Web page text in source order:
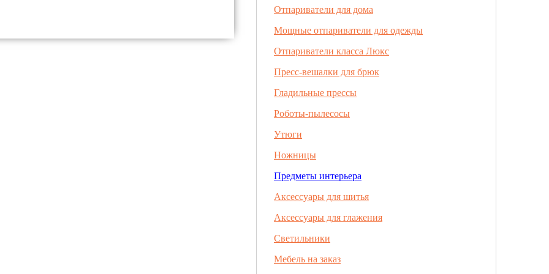
Отпариватели для дома
Мощные отпариватели для одежды
Отпариватели класса Люкс
Пресс-вешалки для брюк
Гладильные прессы
Роботы-пылесосы
Утюги
Ножницы
Предметы интерьера
Аксессуары для шитья
Аксессуары для глажения
Светильники
Мебель на заказ